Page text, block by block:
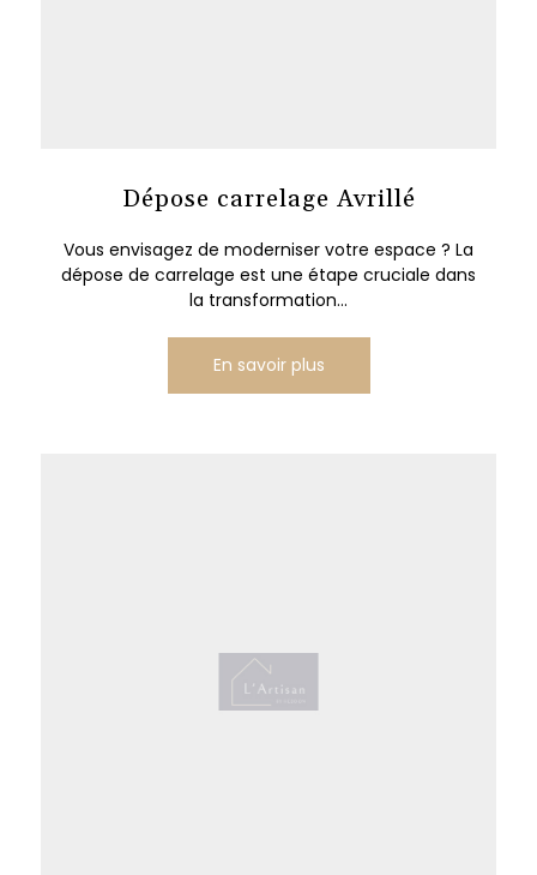
Dépose carrelage Avrillé
Vous envisagez de moderniser votre espace ? La
dépose de carrelage est une étape cruciale dans
la transformation...
En savoir plus